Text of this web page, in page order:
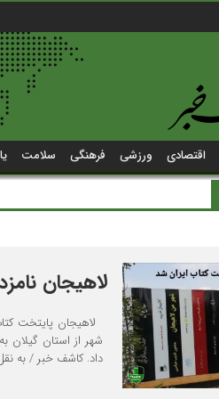
اقتصادی ورزشی فرهنگی سلامت
لاهیجان
لاهیجان پایتخت
شهر از استان گیلان
داد. کاشف خبر / به